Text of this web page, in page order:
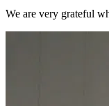
We are very grateful